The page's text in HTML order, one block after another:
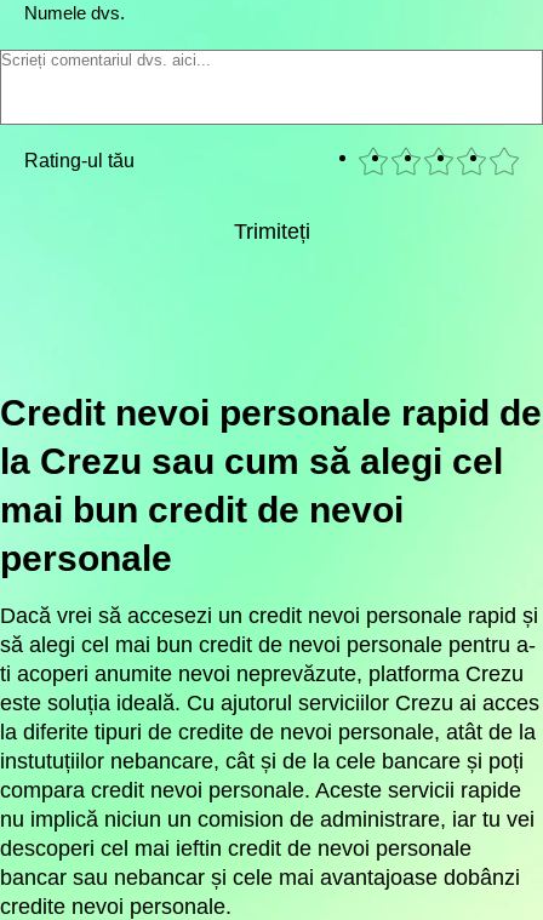
Numele dvs.
Rating-ul tău
Trimiteți
Credit nevoi personale rapid de
la Crezu sau cum să alegi cel
mai bun credit de nevoi
personale
Dacă vrei să accesezi un credit nevoi personale rapid și
să alegi cel mai bun credit de nevoi personale pentru a-
ti acoperi anumite nevoi neprevăzute, platforma Crezu
este soluția ideală. Cu ajutorul serviciilor Crezu ai acces
la diferite tipuri de credite de nevoi personale, atât de la
instutuțiilor nebancare, cât și de la cele bancare și poți
compara credit nevoi personale. Aceste servicii rapide
nu implică niciun un comision de administrare, iar tu vei
descoperi cel mai ieftin credit de nevoi personale
bancar sau nebancar și cele mai avantajoase dobânzi
credite nevoi personale.